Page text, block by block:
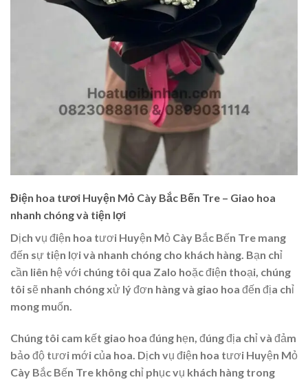
Điện hoa tươi Huyện Mỏ Cày Bắc Bến Tre – Giao hoa
nhanh chóng và tiện lợi
Dịch vụ điện hoa tươi Huyện Mỏ Cày Bắc Bến Tre mang
đến sự tiện lợi và nhanh chóng cho khách hàng. Bạn chỉ
cần liên hệ với chúng tôi qua Zalo hoặc điện thoại, chúng
tôi sẽ nhanh chóng xử lý đơn hàng và giao hoa đến địa chỉ
mong muốn.
Chúng tôi cam kết giao hoa đúng hẹn, đúng địa chỉ và đảm
bảo độ tươi mới của hoa. Dịch vụ điện hoa tươi Huyện Mỏ
Cày Bắc Bến Tre không chỉ phục vụ khách hàng trong